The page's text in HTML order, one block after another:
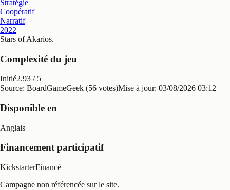
Stratégie
Coopératif
Narratif
2022
Stars of Akarios.
Complexité du jeu
Initié2.93 / 5
Source: BoardGameGeek (56 votes)Mise à jour: 03/08/2026 03:12
Disponible en
Anglais
Financement participatif
KickstarterFinancé
Campagne non référencée sur le site.